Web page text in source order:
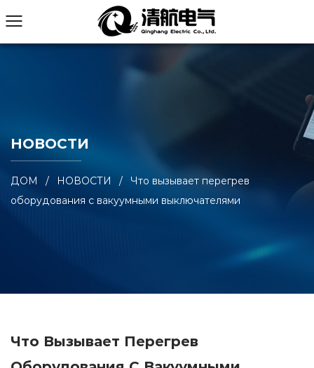
НОВОСТИ
ДОМ / НОВОСТИ /
Что вызывает перегрев
оборудования с вакуумными выключателями
Что Вызывает Перегрев